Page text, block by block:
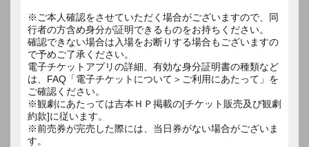
※ご本人確認をさせていただく場合がございますので、同
行者の方含め身分が証明できるものをお持ちください。
確認できない場合は入場をお断りする場合もございますの
で予めご了承ください。
電子チケットアプリの詳細、有効な身分証明書の種類など
は、FAQ「電子チケットについて＞ご利用にあたって」を
ご確認ください。
※観劇にあたっては吉本ＨＰ掲載の[チケット販売及び観劇
約款]に従います。
※前売券が完売した際には、当日券がない場合がございま
す。